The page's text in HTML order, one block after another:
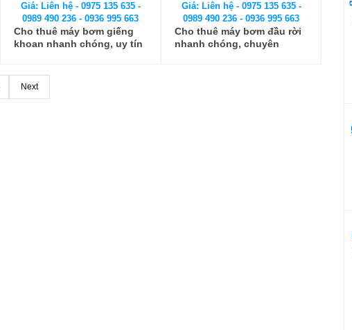
Giá: Liên hệ - 0975 135 635 -
0989 490 236 - 0936 995 663
Cho thuê máy bơm giếng
khoan nhanh chóng, uy tín
Giá: Liên hệ - 0975 135 635 -
0989 490 236 - 0936 995 663
Cho thuê máy bơm đầu rời
nhanh chóng, chuyên
Next